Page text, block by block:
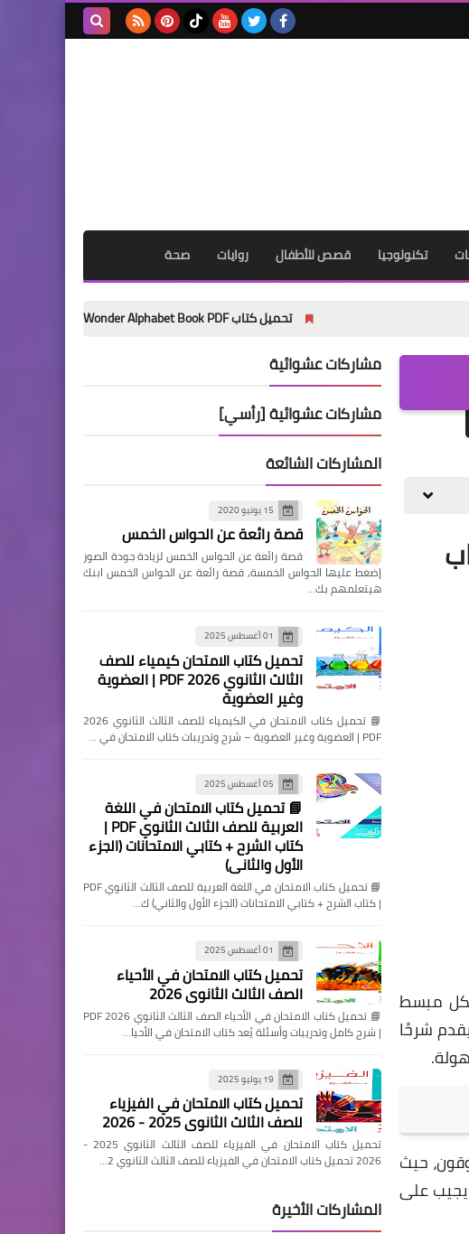
تكنولوجيا قصص للأطفال روايات صحة
تحميل كتاب My Wonder Alphabet Book PDF مجانًا | أفضل كتاب لتأسيس الأطفال في الحروف الإنجليزية 2027
– كتاب
مبسط
شرحًا
حيث
يجيب على
مشاركات عشوائية
مشاركات عشوائية [رأسي]
المشاركات الشائعة
15 يونيو 2020
قصة رائعة عن الحواس الخمس
قصة رائعة عن الحواس الخمس لزيادة جودة الصور
إضغط عليها الحواس الخمسة, قصة رائعة عن الحواس الخمس ابنك
هيتعلمهم بك…
01 أغسطس 2025
تحميل كتاب الامتحان كيمياء للصف
الثالث الثانوي 2026 PDF | العضوية
وغير العضوية
📘 تحميل كتاب الامتحان في الكيمياء للصف الثالث الثانوي 2026
PDF | العضوية وغير العضوية – شرح وتدريبات كتاب الامتحان في …
05 أغسطس 2025
📘 تحميل كتاب الامتحان في اللغة
العربية للصف الثالث الثانوي PDF |
كتاب الشرح + كتابي الامتحانات (الجزء
الأول والثاني)
📘 تحميل كتاب الامتحان في اللغة العربية للصف الثالث الثانوي PDF
| كتاب الشرح + كتابي الامتحانات (الجزء الأول والثاني) ك…
01 أغسطس 2025
تحميل كتاب الامتحان في الأحياء
الصف الثالث الثانوي 2026
📘 تحميل كتاب الامتحان في الأحياء الصف الثالث الثانوي 2026 PDF
| شرح كامل وتدريبات وأسئلة يُعد كتاب الامتحان في الأحيا…
19 يوليو 2025
تحميل كتاب الامتحان في الفيزياء
للصف الثالث الثانوي 2025 - 2026
تحميل كتاب الامتحان في الفيزياء للصف الثالث الثانوي 2025 -
2026 تحميل كتاب الامتحان في الفيزياء للصف الثالث الثانوي 2…
المشاركات الأخيرة